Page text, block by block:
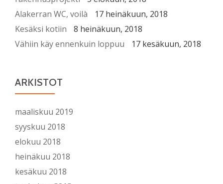
Alakerran WC, voilà
17 heinäkuun, 2018
Kesäksi kotiin
8 heinäkuun, 2018
Vähiin käy ennenkuin loppuu
17 kesäkuun, 2018
ARKISTOT
maaliskuu 2019
syyskuu 2018
elokuu 2018
heinäkuu 2018
kesäkuu 2018